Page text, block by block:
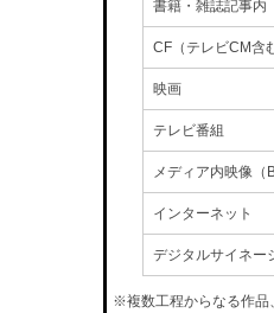
書籍・雑誌記事内
CF（テレビCM含
映画
テレビ番組
メディア内映像（
インターネット
デジタルサイネー
※複数工程からなる作品